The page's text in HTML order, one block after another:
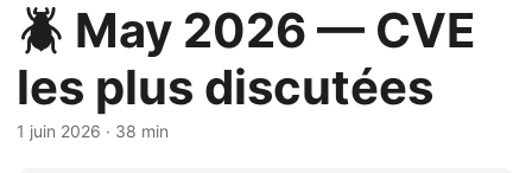
🪲 May 2026 — CVE
les plus discutées
1 juin 2026 · 38 min